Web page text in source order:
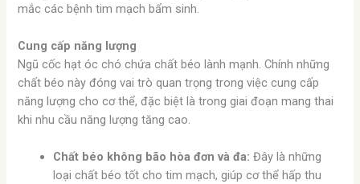
mắc các bệnh tim mạch bẩm sinh.
Cung cấp năng lượng
Ngũ cốc hạt óc chó chứa chất béo lành mạnh. Chính những
chất béo này đóng vai trò quan trọng trong việc cung cấp
năng lượng cho cơ thể, đặc biệt là trong giai đoạn mang thai
khi nhu cầu năng lượng tăng cao.
Chất béo không bão hòa đơn và đa: Đây là những
loại chất béo tốt cho tim mạch, giúp cơ thể hấp thu